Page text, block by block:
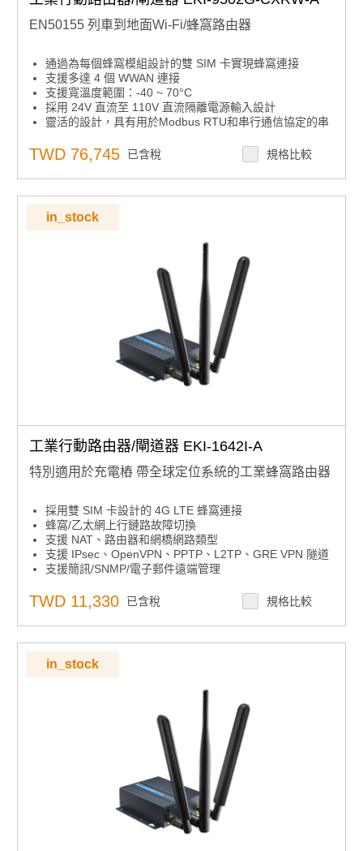
EN50155 列車到地面Wi-Fi/蜂窩路由器
通過為每個蜂窩模組設計的雙 SIM 卡實現蜂窩連接
支援多達 4 個 WWAN 連接
支援寬溫度範圍：-40 ~ 70°C
採用 24V 直流至 110V 直流隔離電源輸入設計
靈活的設計，具有用於Modbus RTU和串行通信協定的串
支援IPSec，OpenVPN安全隧道
具有SPI和IPS功能的防火牆可防止網路攻擊並提高網路效
率
符合 EN50155 標準
支援多廣域網負載均衡
TWD 76,745 已含稅 規格比較
in_stock
工業行動路由器/閘道器 EKI-1642I-A
特別適用於充電樁 帶全球定位系統的工業蜂窩路由器
採用雙 SIM 卡設計的 4G LTE 蜂窩連接
蜂窩/乙太網上行鏈路故障切換
支援 NAT、路由器和網橋網路類型
支援 IPsec、OpenVPN、PPTP、L2TP、GRE VPN 隧道
支援簡訊/SNMP/電子郵件遠端管理
安裝尺寸緊湊
TWD 11,330 已含稅 規格比較
in_stock